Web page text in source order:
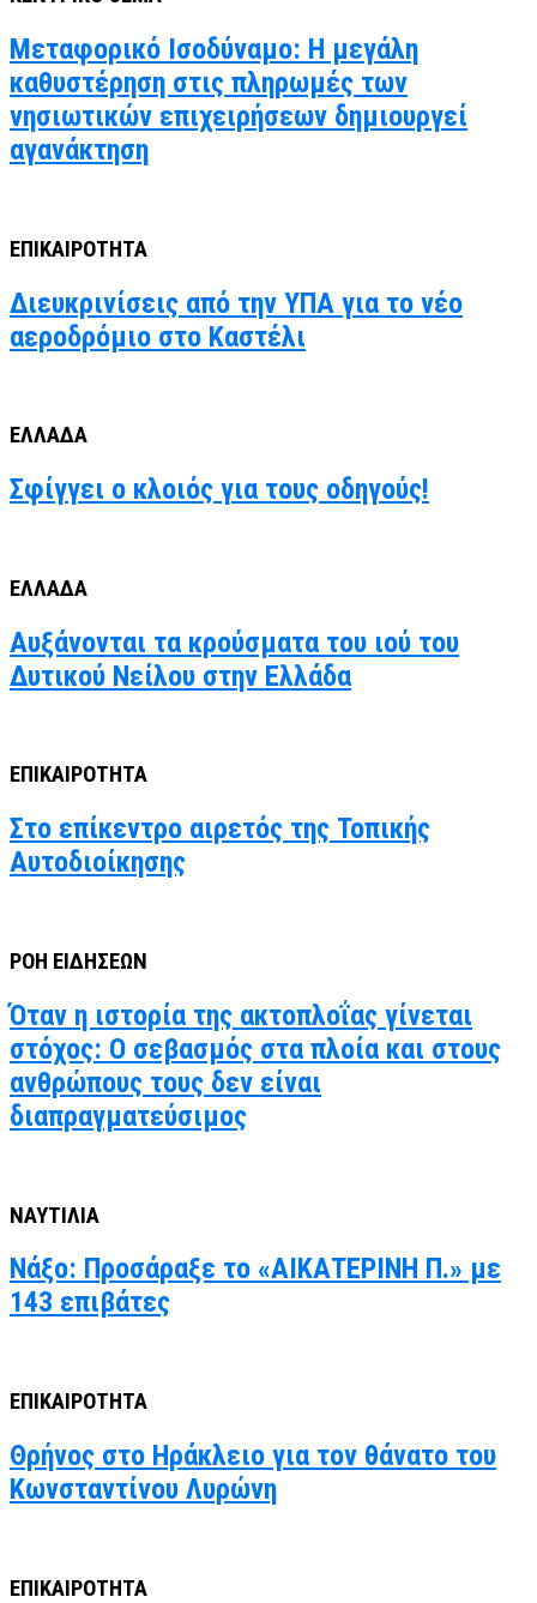
Μεταφορικό Ισοδύναμο: Η μεγάλη
καθυστέρηση στις πληρωμές των
νησιωτικών επιχειρήσεων δημιουργεί
αγανάκτηση
ΕΠΙΚΑΙΡΟΤΗΤΑ
Διευκρινίσεις από την ΥΠΑ για το νέο
αεροδρόμιο στο Καστέλι
ΕΛΛΑΔΑ
Σφίγγει ο κλοιός για τους οδηγούς!
ΕΛΛΑΔΑ
Αυξάνονται τα κρούσματα του ιού του
Δυτικού Νείλου στην Ελλάδα
ΕΠΙΚΑΙΡΟΤΗΤΑ
Στο επίκεντρο αιρετός της Τοπικής
Αυτοδιοίκησης
ΡΟΗ ΕΙΔΗΣΕΩΝ
Όταν η ιστορία της ακτοπλοΐας γίνεται
στόχος: Ο σεβασμός στα πλοία και στους
ανθρώπους τους δεν είναι
διαπραγματεύσιμος
ΝΑΥΤΙΛΙΑ
Νάξο: Προσάραξε το «ΑΙΚΑΤΕΡΙΝΗ Π.» με
143 επιβάτες
ΕΠΙΚΑΙΡΟΤΗΤΑ
Θρήνος στο Ηράκλειο για τον θάνατο του
Κωνσταντίνου Λυρώνη
ΕΠΙΚΑΙΡΟΤΗΤΑ